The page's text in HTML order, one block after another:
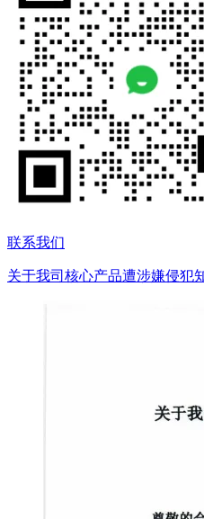
联系我们
关于我司核心产品遭涉嫌侵犯